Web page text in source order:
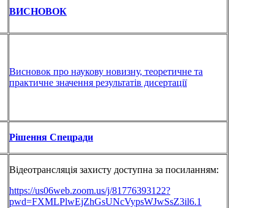
ВИСНОВОК
Висновок про наукову новизну, теоретичне та
практичне значення результатів дисертації
Рішення Спецради
Відеотрансляція захисту доступна за посиланням:
https://us06web.zoom.us/j/81776393122?
pwd=FXMLPlwEjZhGsUNcVypsWJwSsZ3il6.1